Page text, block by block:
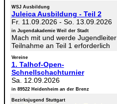
WSJ Ausbildung
Juleica Ausbildung - Teil 2
Fr. 11.09.2026- So. 13.09.2026
in Jugendakademie Weil der Stadt
Mach mit und werde Jugendleiter
Teilnahme an Teil 1 erforderlich
Vereine
1. Talhof-Open-
Schnellschachturnier
Sa. 12.09.2026
in 89522 Heidenheim an der Brenz
Bezirksjugend Stuttgart